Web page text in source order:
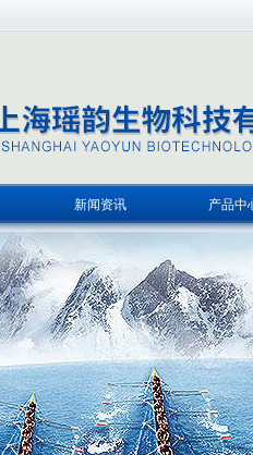
新闻资讯 产品中